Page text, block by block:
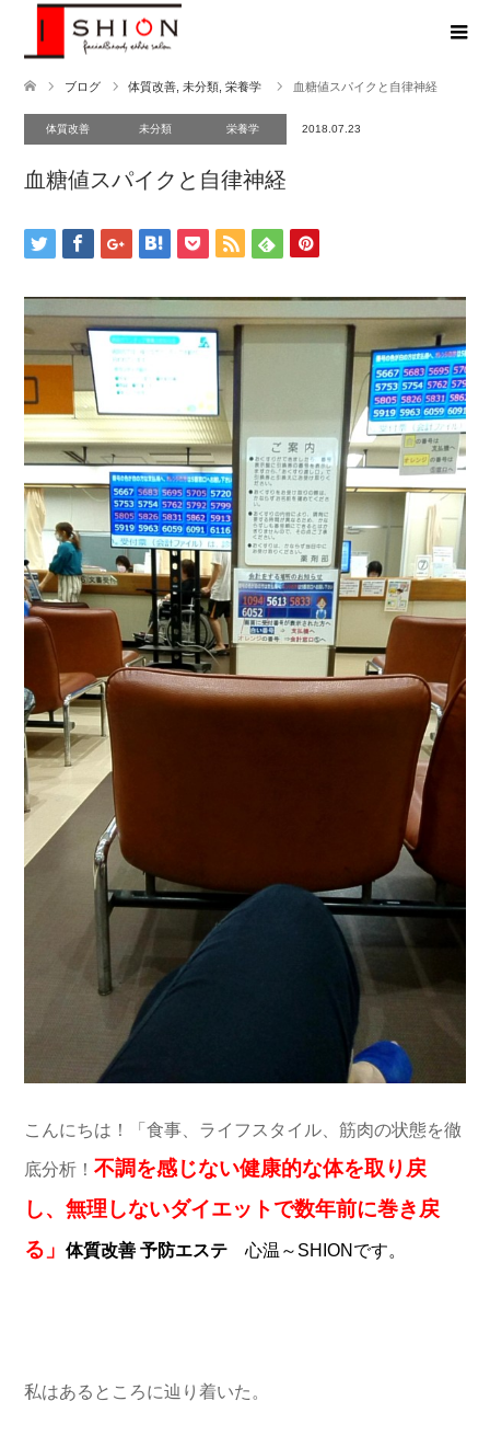
ブログ 体質改善 未分類 栄養学 血糖値スパイクと自律神経
体質改善 未分類 栄養学 2018.07.23
血糖値スパイクと自律神経
こんにちは！「食事、ライフスタイル、筋肉の状態を徹
底分析！ 不調を感じない健康的な体を取り戻
し、無理しないダイエットで数年前に巻き戻
る」 体質改善 予防エステ 心温～SHIONです。
私はあるところに辿り着いた。